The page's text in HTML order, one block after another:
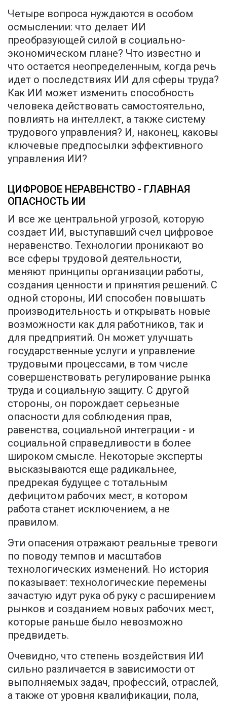
Четыре вопроса нуждаются в особом
осмыслении: что делает ИИ
преобразующей силой в социально-
экономическом плане? Что известно и
что остается неопределенным, когда речь
идет о последствиях ИИ для сферы труда?
Как ИИ может изменить способность
человека действовать самостоятельно,
повлиять на интеллект, а также систему
трудового управления? И, наконец, каковы
ключевые предпосылки эффективного
управления ИИ?
ЦИФРОВОЕ НЕРАВЕНСТВО - ГЛАВНАЯ
ОПАСНОСТЬ ИИ
И все же центральной угрозой, которую
создает ИИ, выступавший счел цифровое
неравенство. Технологии проникают во
все сферы трудовой деятельности,
меняют принципы организации работы,
создания ценности и принятия решений. С
одной стороны, ИИ способен повышать
производительность и открывать новые
возможности как для работников, так и
для предприятий. Он может улучшать
государственные услуги и управление
трудовыми процессами, в том числе
совершенствовать регулирование рынка
труда и социальную защиту. С другой
стороны, он порождает серьезные
опасности для соблюдения прав,
равенства, социальной интеграции - и
социальной справедливости в более
широком смысле. Некоторые эксперты
высказываются еще радикальнее,
предрекая будущее с тотальным
дефицитом рабочих мест, в котором
работа станет исключением, а не
правилом.
Эти опасения отражают реальные тревоги
по поводу темпов и масштабов
технологических изменений. Но история
показывает: технологические перемены
зачастую идут рука об руку с расширением
рынков и созданием новых рабочих мест,
которые раньше было невозможно
предвидеть.
Очевидно, что степень воздействия ИИ
сильно различается в зависимости от
выполняемых задач, профессий, отраслей,
а также от уровня квалификации, пола,